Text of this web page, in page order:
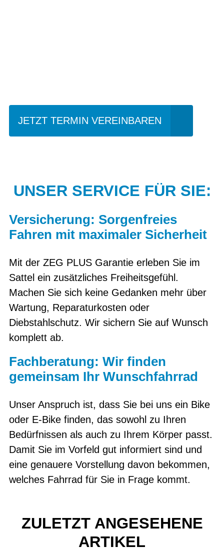
JETZT TERMIN VEREINBAREN
UNSER SERVICE FÜR SIE:
Versicherung: Sorgenfreies
Fahren mit maximaler Sicherheit
Mit der ZEG PLUS Garantie erleben Sie im
Sattel ein zusätzliches Freiheitsgefühl.
Machen Sie sich keine Gedanken mehr über
Wartung, Reparaturkosten oder
Diebstahlschutz. Wir sichern Sie auf Wunsch
komplett ab.
Fachberatung: Wir finden
gemeinsam Ihr Wunschfahrrad
Unser Anspruch ist, dass Sie bei uns ein Bike
oder E-Bike finden, das sowohl zu Ihren
Bedürfnissen als auch zu Ihrem Körper passt.
Damit Sie im Vorfeld gut informiert sind und
eine genauere Vorstellung davon bekommen,
welches Fahrrad für Sie in Frage kommt.
ZULETZT ANGESEHENE
ARTIKEL